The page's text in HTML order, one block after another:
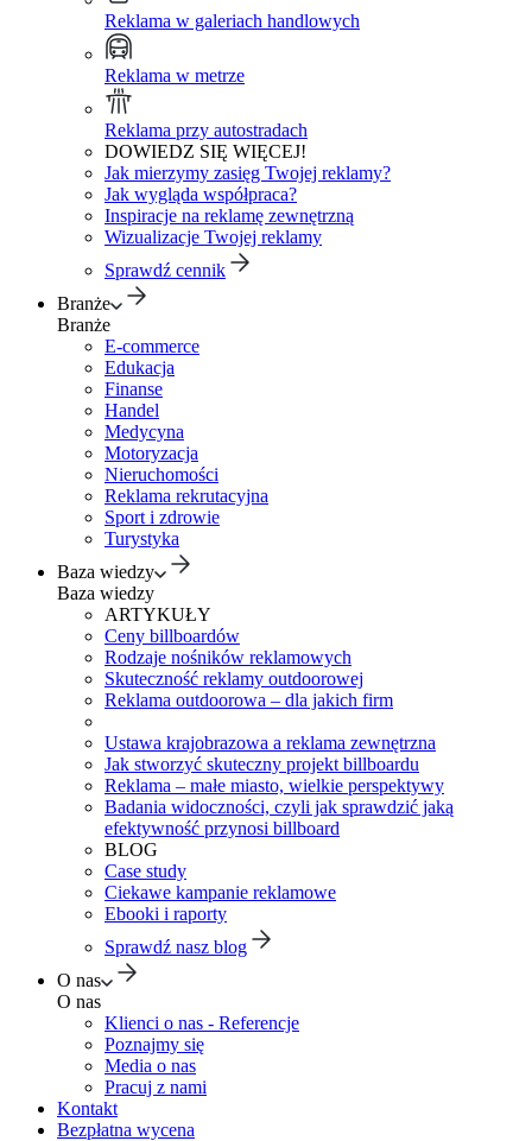
Reklama w galeriach handlowych
Reklama w metrze
Reklama przy autostradach
DOWIEDZ SIĘ WIĘCEJ!
Jak mierzymy zasięg Twojej reklamy?
Jak wygląda współpraca?
Inspiracje na reklamę zewnętrzną
Wizualizacje Twojej reklamy
Sprawdź cennik
Branże
Branże
E-commerce
Edukacja
Finanse
Handel
Medycyna
Motoryzacja
Nieruchomości
Reklama rekrutacyjna
Sport i zdrowie
Turystyka
Baza wiedzy
Baza wiedzy
ARTYKUŁY
Ceny billboardów
Rodzaje nośników reklamowych
Skuteczność reklamy outdoorowej
Reklama outdoorowa – dla jakich firm
Ustawa krajobrazowa a reklama zewnętrzna
Jak stworzyć skuteczny projekt billboardu
Reklama – małe miasto, wielkie perspektywy
Badania widoczności, czyli jak sprawdzić jaką
efektywność przynosi billboard
BLOG
Case study
Ciekawe kampanie reklamowe
Ebooki i raporty
Sprawdź nasz blog
O nas
O nas
Klienci o nas - Referencje
Poznajmy się
Media o nas
Pracuj z nami
Kontakt
Bezpłatna wycena